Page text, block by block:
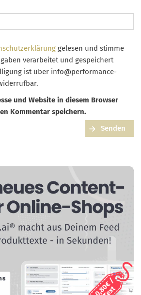
gelesen und stimme
verarbeitet und gespeichert
ist über info@performance-
und Website in diesem Browser
Kommentar speichern.
Senden